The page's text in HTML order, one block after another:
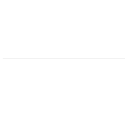
استفاده در سفر و مسافرت است
و با کیفیت خشک کنند.